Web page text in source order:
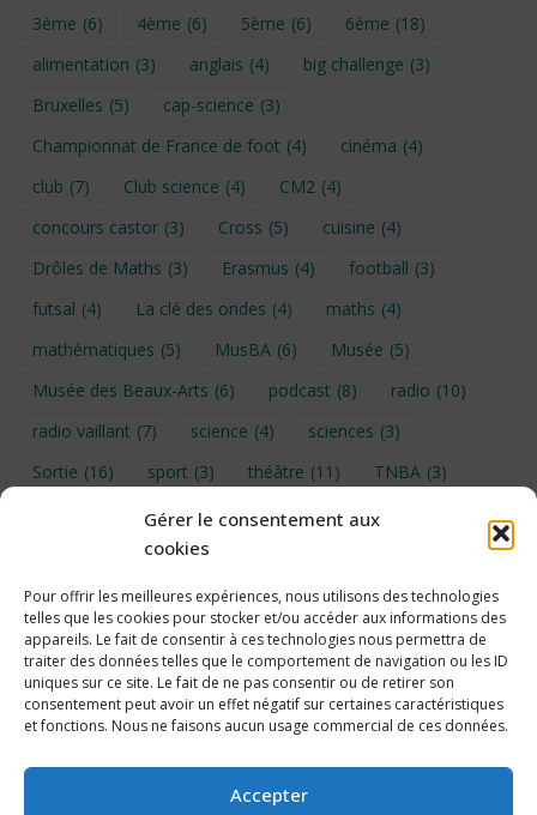
Gérer le consentement aux
cookies
Pour offrir les meilleures expériences, nous utilisons des technologies
telles que les cookies pour stocker et/ou accéder aux informations des
appareils. Le fait de consentir à ces technologies nous permettra de
traiter des données telles que le comportement de navigation ou les ID
uniques sur ce site. Le fait de ne pas consentir ou de retirer son
consentement peut avoir un effet négatif sur certaines caractéristiques
et fonctions. Nous ne faisons aucun usage commercial de ces données.
Accepter
3ème (6) 4ème (6) 5ème (6) 6ème (18)
alimentation (3) anglais (4) big challenge (3)
Bruxelles (5) cap-science (3)
Championnat de France de foot (4) cinéma (4)
club (7) Club science (4) CM2 (4)
concours castor (3) Cross (5) cuisine (4)
Drôles de Maths (3) Erasmus (4) football (3)
futsal (4) La clé des ondes (4) maths (4)
mathématiques (5) MusBA (6) Musée (5)
Musée des Beaux-Arts (6) podcast (8) radio (10)
radio vaillant (7) science (4) sciences (3)
Sortie (16) sport (3) théâtre (11) TNBA (3)
UNSS (9) upe2a (7) vidéo
Voyage en provence 2026
Voyage à Bruxelles 2024 (4) Wahid Chakib (4)
éco-délégués (7)
Politique de cookies